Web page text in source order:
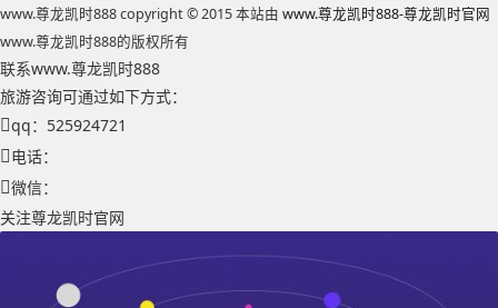
www.尊龙凯时888 copyright © 2015 本站由 www.尊龙凯时888-尊龙凯时官网
www.尊龙凯时888的版权所有
联系www.尊龙凯时888
旅游咨询可通过如下方式：
qq：525924721
电话：
微信：
关注尊龙凯时官网